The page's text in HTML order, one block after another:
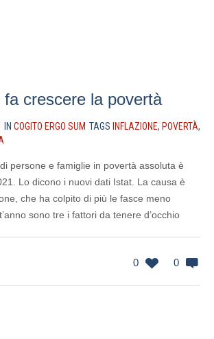
fa crescere la povertà
IN COGITO ERGO SUM TAGS INFLAZIONE, POVERTÀ,
persone e famiglie in povertà assoluta è
Lo dicono i nuovi dati Istat. La causa è
che ha colpito di più le fasce meno
sono tre i fattori da tenere d’occhio
0 0